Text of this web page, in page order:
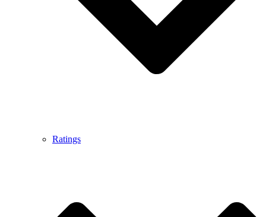
Ratings